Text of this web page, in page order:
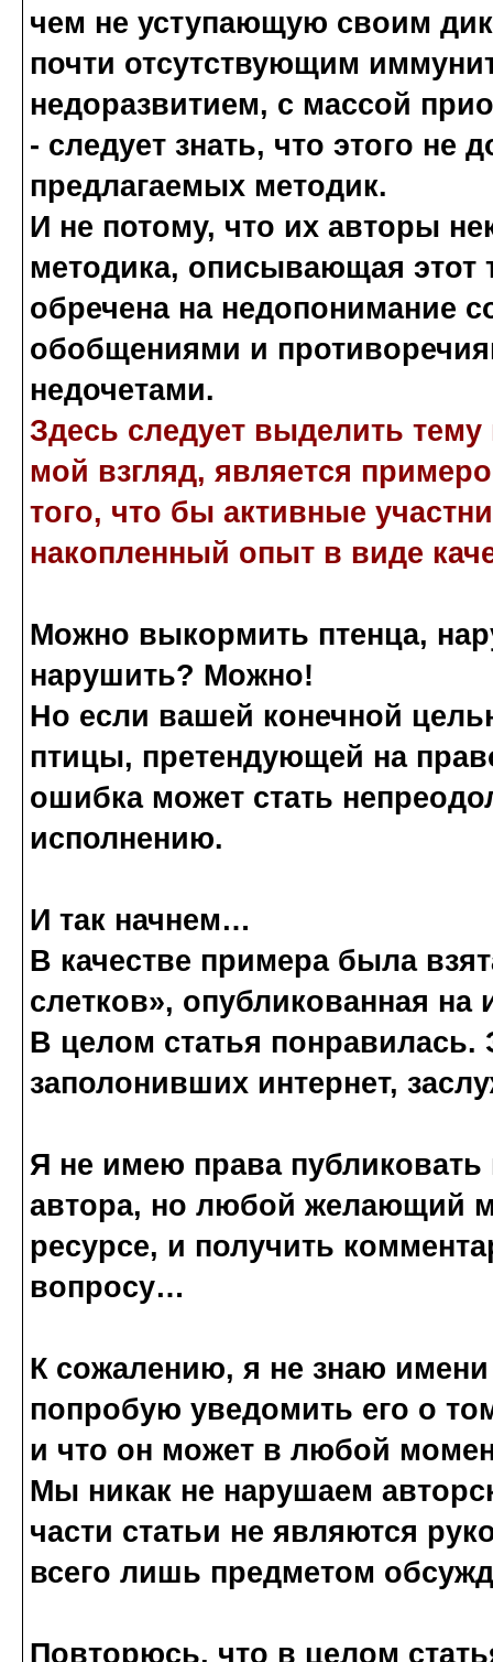
чем не уступающую своим
почти отсутствующим
недоразвитием, с массой
- следует знать, что этого не
предлагаемых методик.
И не потому, что их авторы
методика, описывающая этот
обречена на недопонимание
обобщениями и
недочетами.
Здесь следует выделить
мой взгляд, является
того, что бы активные
накопленный опыт в виде
Можно выкормить птенца,
нарушить? Можно!
Но если вашей конечной
птицы, претендующей на
ошибка может стать
исполнению.
И так начнем…
В качестве примера была
слетков», опубликованная на
В целом статья понравилась.
заполонивших интернет,
Я не имею права публиковать
автора, но любой желающий
ресурсе, и получить
вопросу…
К сожалению, я не знаю имени
попробую уведомить его о
и что он может в любой
Мы никак не нарушаем
части статьи не являются
всего лишь предметом
Повторюсь, что в целом